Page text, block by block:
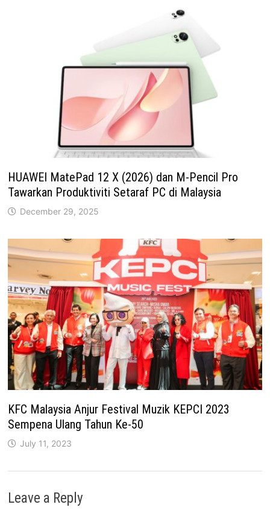
HUAWEI MatePad 12 X (2026) dan M-Pencil Pro
Tawarkan Produktiviti Setaraf PC di Malaysia
December 29, 2025
KFC Malaysia Anjur Festival Muzik KEPCI 2023
Sempena Ulang Tahun Ke-50
July 11, 2023
Leave a Reply